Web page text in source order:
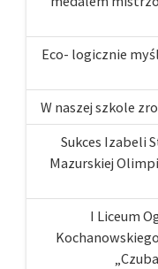
Eco- logicznie
W naszej szkole
Sukces Izabeli
Mazurskiej
I Liceum